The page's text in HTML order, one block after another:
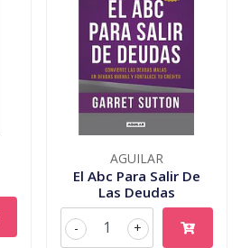
AGUILAR
El Abc Para Salir De
Las Deudas
+
-